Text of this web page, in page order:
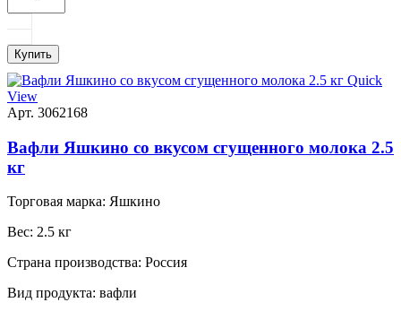
Купить
Quick
View
Арт. 3062168
Вафли Яшкино со вкусом сгущенного молока 2.5
кг
Торговая марка: Яшкино
Вес: 2.5 кг
Страна производства: Россия
Вид продукта: вафли